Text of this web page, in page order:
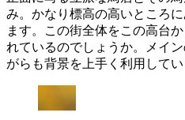
み。かなり標高の高いところ
ます。この街全体をこの高台
れているのでしょうか。メイ
がらも背景を上手く利用してい